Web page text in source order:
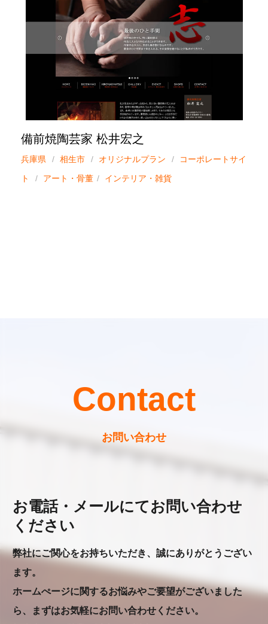
備前焼陶芸家 松井宏之
兵庫県 相生市 オリジナルプラン
コーポレートサイ
ト
アート・骨董 インテリア・雑貨
Contact
お問い合わせ
お電話・メールにてお問い合わせ
ください
弊社にご関心をお持ちいただき、誠にありがとうござい
ます。
ホームぺージに関するお悩みやご要望がございました
ら、まずはお気軽にお問い合わせください。